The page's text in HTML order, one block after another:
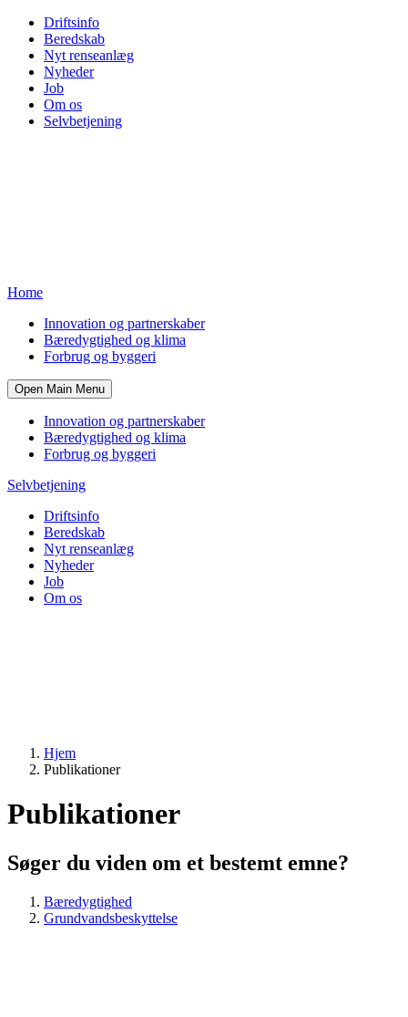
Driftsinfo
Beredskab
Nyt renseanlæg
Nyheder
Job
Om os
Selvbetjening
Home
Innovation og partnerskaber
Bæredygtighed og klima
Forbrug og byggeri
Open Main Menu
Innovation og partnerskaber
Bæredygtighed og klima
Forbrug og byggeri
Selvbetjening
Driftsinfo
Beredskab
Nyt renseanlæg
Nyheder
Job
Om os
Hjem
Publikationer
Publikationer
Søger du viden om et bestemt emne?
Bæredygtighed
Grundvandsbeskyttelse